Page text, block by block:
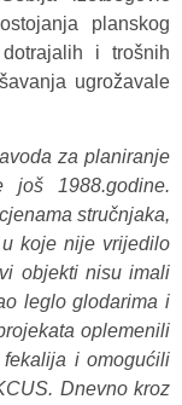
planskog
i trošnih
ugrožavale
za planiranje
još 1988.godine.
stručnjaka,
koje nije vrijedilo
objekti nisu imali
leglo glodarima i
oplemenili
i omogućili
Dnevno kroz